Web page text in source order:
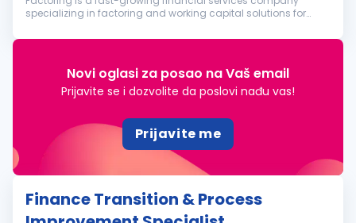
specializing in factoring and working capital solutions for
an ambitious, ...
Novi oglasi za posao na Vaš email
Prijavite se i dozvolite da poslovi nađu vas!
Prijavite me
Finance Transition & Process